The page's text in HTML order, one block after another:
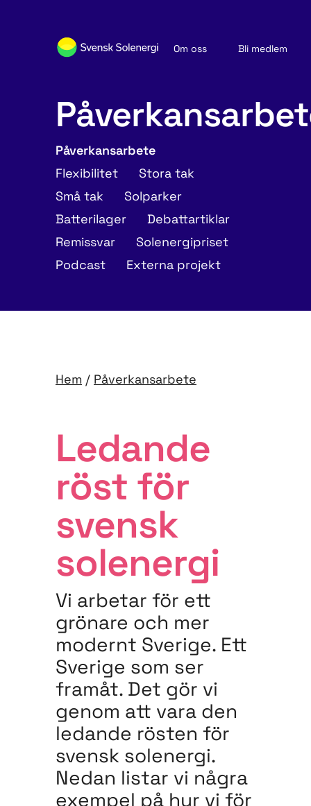
Om oss
Bli medlem
Påverkansarbete
Flexibilitet
Stora tak
Små tak
Solparker
Batterilager
Debattartiklar
Remissvar
Solenergipriset
Podcast
Externa projekt
Hem / Påverkansarbete
Ledande
röst för
svensk
solenergi
Vi arbetar för ett
grönare och mer
modernt Sverige. Ett
Sverige som ser
framåt. Det gör vi
genom att vara den
ledande rösten för
svensk solenergi.
Nedan listar vi några
exempel på hur vi för